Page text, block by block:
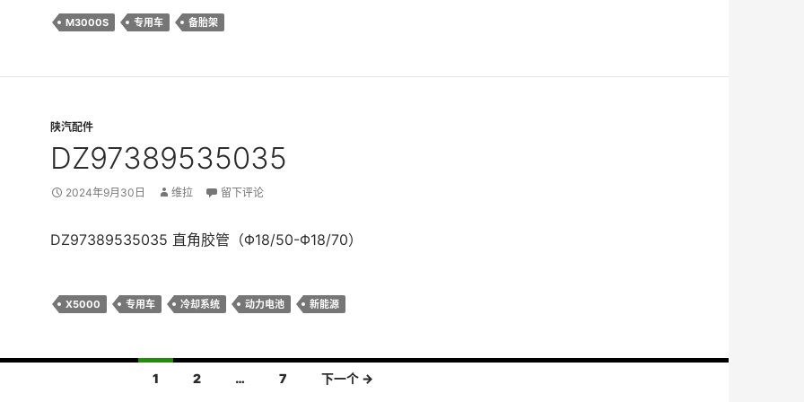
M3000S 专用车 备胎架
陕汽配件
DZ97389535035
2024年9月30日 维拉 留下评论
DZ97389535035 直角胶管（Φ18/50-Φ18/70）
X5000 专用车 冷却系统 动力电池 新能源
1 2 … 7 下一个 →